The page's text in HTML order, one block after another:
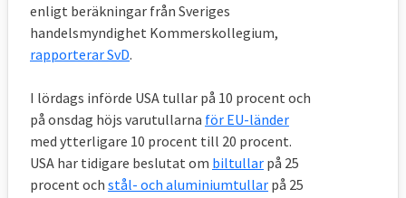
enligt beräkningar från Sveriges
handelsmyndighet Kommerskollegium,
rapporterar SvD.
I lördags införde USA tullar på 10 procent och
på onsdag höjs varutullarna för EU-länder
med ytterligare 10 procent till 20 procent.
USA har tidigare beslutat om biltullar på 25
procent och stål- och aluminiumtullar på 25